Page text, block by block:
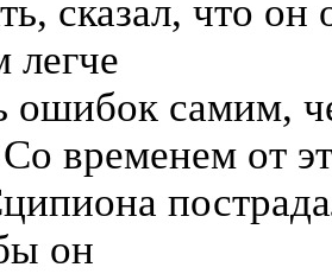
сказал, что
легче
ошибок самим,
временем от
он